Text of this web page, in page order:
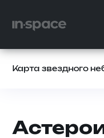
Карта звездного